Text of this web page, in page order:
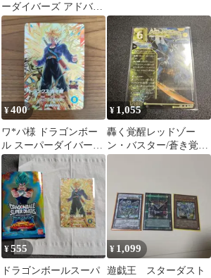
ーダイバーズ アドバン
スパック 孫悟空 他５枚
¥400
ワ*パ様 ドラゴンボー
ル スーパーダイバーズ
トランクス：青年期
PUR AP3
¥ 1,055
轟く覚醒レッドゾー
ン・バスター/蒼き覚醒
ドギラゴンX
¥555
ドラゴンボールスーパ
¥ 1,099
遊戯王 スターダスト